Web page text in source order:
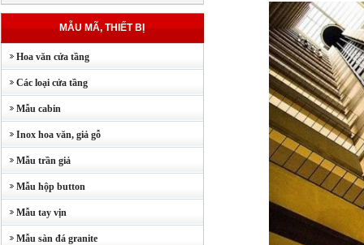
MẪU MÃ, THIẾT BỊ
Hoa văn cửa tầng
Các loại cửa tầng
Mẫu cabin
Inox hoa văn, giả gỗ
Mẫu trần giả
Mẫu hộp button
Mẫu tay vịn
Mẫu sàn đá granite